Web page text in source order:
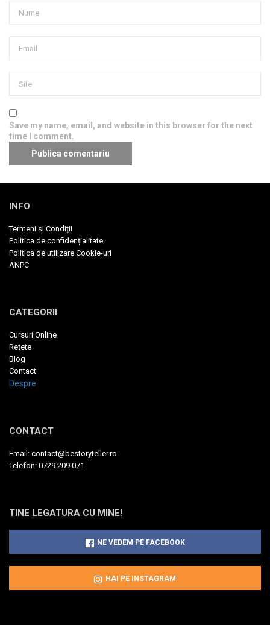
Save my name, email, and website in this browser for the next
time I comment.
INFO
Termeni și Condiții
Politica de confidențialitate
Politica de utilizare Cookie-uri
ANPC
CATEGORII
Cursuri Online
Reţete
Blog
Contact
Despre
CONTACT
Email: contact@bestoryteller.ro
Telefon: 0729.209.071
TINE LEGATURA CU MINE!
NE VEDEM PE FACEBOOK
HAI PE INSTAGRAM